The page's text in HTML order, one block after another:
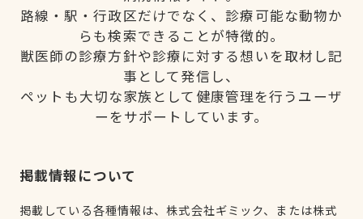
路線・駅・行政区だけでなく、診療可能な動物か
らも検索できることが特徴的。
獣医師の診療方針や診療に対する想いを取材し記
事として発信し、
ペットも大切な家族として健康管理を行うユーザ
ーをサポートしています。
掲載情報について
掲載している各種情報は、株式会社ギミック、または株式